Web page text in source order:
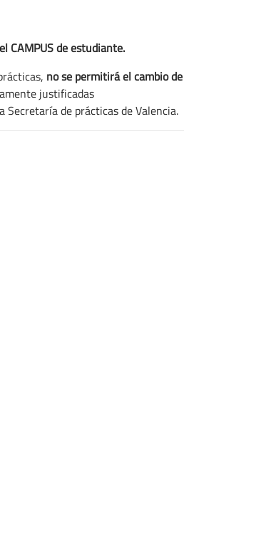
CAMPUS de estudiante.
no se permitirá el cambio de
justificadas
de prácticas de Valencia.